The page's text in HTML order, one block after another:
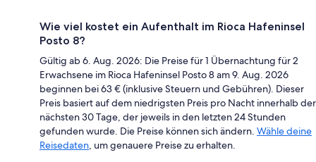
Wie viel kostet ein Aufenthalt im Rioca Hafeninsel
Posto 8?
Gültig ab 6. Aug. 2026: Die Preise für 1 Übernachtung für 2
Erwachsene im Rioca Hafeninsel Posto 8 am 9. Aug. 2026
beginnen bei 63 € (inklusive Steuern und Gebühren). Dieser
Preis basiert auf dem niedrigsten Preis pro Nacht innerhalb der
nächsten 30 Tage, der jeweils in den letzten 24 Stunden
gefunden wurde. Die Preise können sich ändern. Wähle deine
Reisedaten , um genauere Preise zu erhalten.